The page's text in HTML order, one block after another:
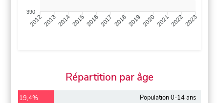
390
201220132014201520162017 20182019 2020202120222023
Répartition par âge
19,4% Population 0-14 ans